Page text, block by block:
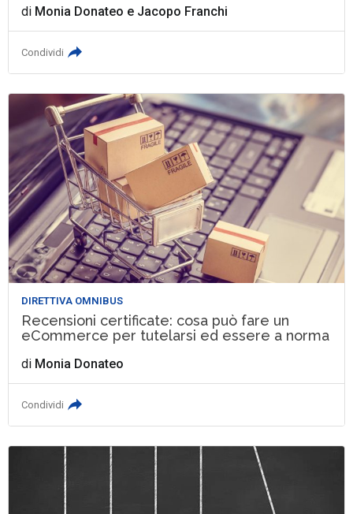
di Monia Donateo e Jacopo Franchi
Condividi
DIRETTIVA OMNIBUS
Recensioni certificate: cosa può fare un
eCommerce per tutelarsi ed essere a norma
di Monia Donateo
Condividi